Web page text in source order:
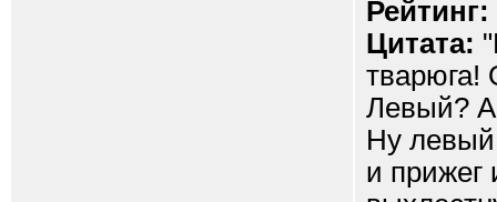
Рейтинг:
Цитата:
Левый? А
Ну левый
и прижег